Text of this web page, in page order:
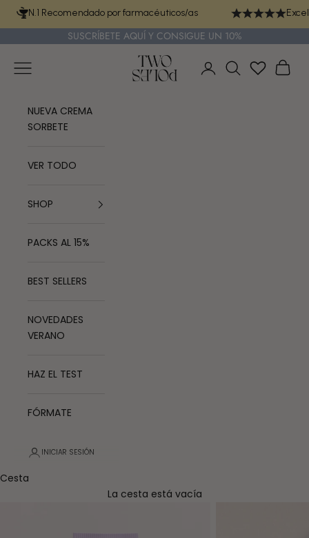
Ir al contenidoN.1 Recomendado por farmacéuticos/as
SUSCRÍBETE AQUÍ Y CONSIGUE UN 10%
TWO POLES COSMETICS
Menú
Iniciar sesión
Buscar
NUEVA CREMA
SORBETE
VER TODO
SHOP
PACKS AL 15%
BEST SELLERS
NOVEDADES
VERANO
HAZ EL TEST
FÓRMATE
INICIAR SESIÓN
Cesta
La cesta está vacía